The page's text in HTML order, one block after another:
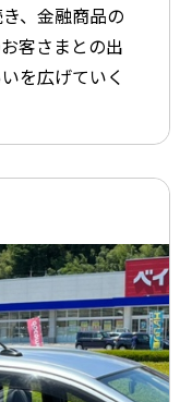
、金融商品の
客さまとの出
を広げていく